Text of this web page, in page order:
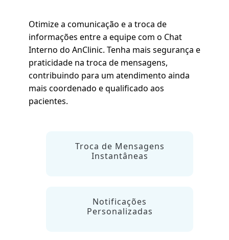
Otimize a comunicação e a troca de
informações entre a equipe com o Chat
Interno do AnClinic. Tenha mais segurança e
praticidade na troca de mensagens,
contribuindo para um atendimento ainda
mais coordenado e qualificado aos
pacientes.
Troca de Mensagens
Instantâneas
Notificações
Personalizadas